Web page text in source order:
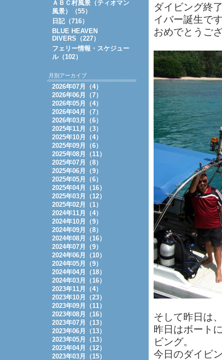
ダイビング終
イバー誕生で
おめでとうご
そして昨日は
昨日はボート
ビング。
今日のダイビ
ＡＢＣ村風景（ティオマン
風景）（55）
日記（716）
BLUE HEAVEN
DIVERS（227）
フェリー情報・スケジュー
ル（102）
月別アーカイブ
2026年07月（4）
2026年06月（7）
2026年05月（4）
2026年04月（7）
2026年03月（6）
2025年11月（3）
2025年10月（4）
2025年09月（6）
2025年08月（11）
2025年07月（8）
2025年06月（9）
2025年05月（6）
2025年04月（16）
2025年03月（12）
2025年02月（1）
2024年11月（4）
2024年10月（9）
2024年09月（8）
2024年08月（16）
2024年07月（9）
2024年06月（10）
2024年05月（9）
2024年04月（18）
2024年03月（16）
2023年11月（4）
2023年10月（23）
2023年09月（11）
2023年08月（16）
2023年07月（13）
2023年06月（13）
2023年05月（13）
2023年04月（12）
2023年03月（15）